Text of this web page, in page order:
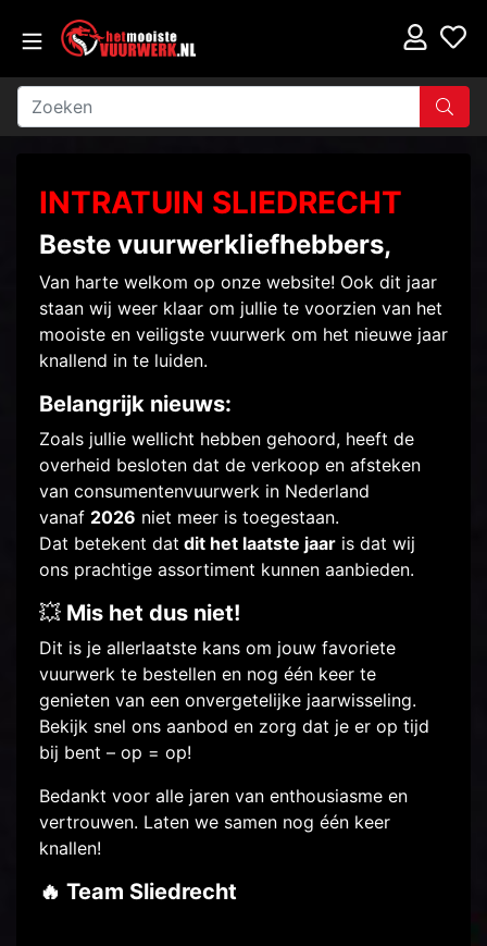
INTRATUIN SLIEDRECHT
Beste vuurwerkliefhebbers,
Van harte welkom op onze website! Ook dit jaar
staan wij weer klaar om jullie te voorzien van het
mooiste en veiligste vuurwerk om het nieuwe jaar
knallend in te luiden.
Belangrijk nieuws:
Zoals jullie wellicht hebben gehoord, heeft de
overheid besloten dat de verkoop en afsteken
van consumentenvuurwerk in Nederland
vanaf 2026 niet meer is toegestaan.
Dat betekent dat dit het laatste jaar is dat wij
ons prachtige assortiment kunnen aanbieden.
💥 Mis het dus niet!
Dit is je allerlaatste kans om jouw favoriete
vuurwerk te bestellen en nog één keer te
genieten van een onvergetelijke jaarwisseling.
Bekijk snel ons aanbod en zorg dat je er op tijd
bij bent – op = op!
Bedankt voor alle jaren van enthousiasme en
vertrouwen. Laten we samen nog één keer
knallen!
🔥 Team Sliedrecht